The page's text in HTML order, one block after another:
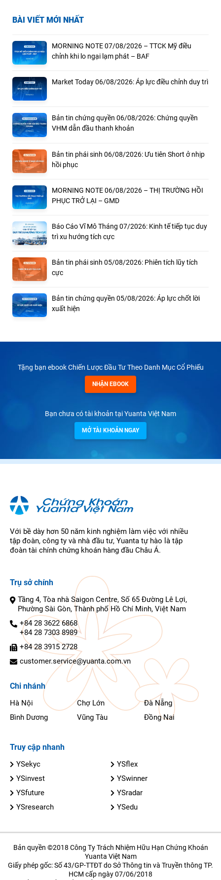
BÀI VIẾT MỚI NHẤT
MORNING NOTE 07/08/2026 – TTCK Mỹ điều
chỉnh khi lo ngại lạm phát – BAF
Market Today 06/08/2026: Áp lực điều chỉnh duy trì
Bản tin chứng quyền 06/08/2026: Chứng quyền
VHM dẫn đầu thanh khoản
Bản tin phái sinh 06/08/2026: Ưu tiên Short ở nhịp
hồi phục
MORNING NOTE 06/08/2026 – THỊ TRƯỜNG HỒI
PHỤC TRỞ LẠI – GMD
Báo Cáo Vĩ Mô Tháng 07/2026: Kinh tế tiếp tục duy
trì xu hướng tích cực
Bản tin phái sinh 05/08/2026: Phiên tích lũy tích
cực
Bản tin chứng quyền 05/08/2026: Áp lực chốt lời
xuất hiện
Tặng bạn ebook Chiến Lược Đầu Tư Theo Danh Mục Cổ Phiếu
NHẬN EBOOK
Bạn chưa có tài khoản tại Yuanta Việt Nam
MỞ TÀI KHOẢN NGAY
Với bề dày hơn 50 năm kinh nghiệm làm việc với nhiều
tập đoàn, công ty và nhà đầu tư, Yuanta tự hào là tập
đoàn tài chính chứng khoán hàng đầu Châu Á.
Trụ sở chính
Tầng 4, Tòa nhà Saigon Centre, Số 65 Đường Lê Lợi,
Phường Sài Gòn, Thành phố Hồ Chí Minh, Việt Nam
+84 28 3622 6868
+84 28 7303 8989
+84 28 3915 2728
customer.service@yuanta.com.vn
Chi nhánh
Hà Nội Chợ Lớn
Đà Nẵng
Bình Dương
Vũng Tàu Đồng Nai
Truy cập nhanh
YSekyc
YSflex
YSinvest
YSwinner
YSfuture
YSradar
YSresearch
YSedu
Bản quyền ©2018 Công Ty Trách Nhiệm Hữu Hạn Chứng Khoán
Yuanta Việt Nam
Giấy phép gốc: Số 43/GP-TTĐT do Sở Thông tin và Truyền thông TP.
HCM cấp ngày 07/06/2018